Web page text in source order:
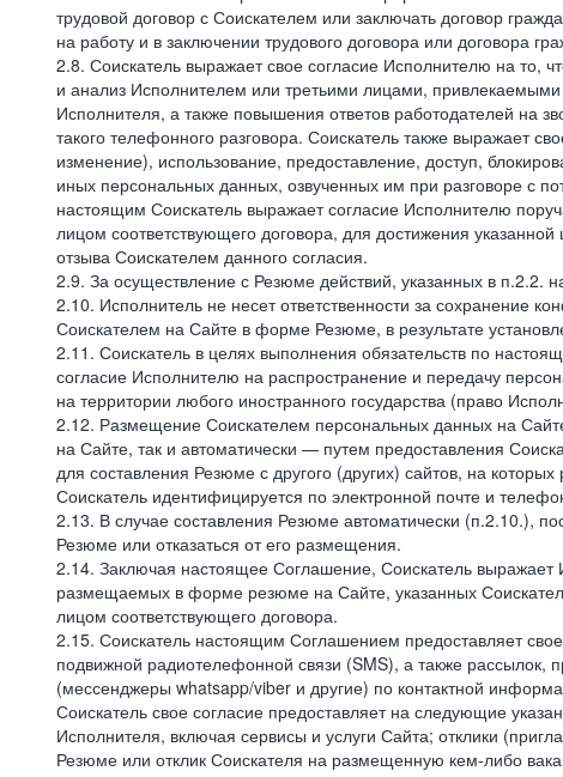
трудовой договор с Соискателем или заключать договор
на работу и в заключении трудового договора или договора
2.8. Соискатель выражает свое согласие Исполнителю на то,
и анализ Исполнителем или третьими лицами,
Исполнителя, а также повышения ответов работодателей на
такого телефонного разговора. Соискатель также выражает
изменение), использование, предоставление, доступ,
иных персональных данных, озвученных им при разговоре с
настоящим Соискатель выражает согласие Исполнителю
лицом соответствующего договора, для достижения
отзыва Соискателем данного согласия.
2.9. За осуществление с Резюме действий, указанных в п.2.2.
2.10. Исполнитель не несет ответственности за сохранение
Соискателем на Сайте в форме Резюме, в результате
2.11. Соискатель в целях выполнения обязательств по
согласие Исполнителю на распространение и передачу
на территории любого иностранного государства (право
2.12. Размещение Соискателем персональных данных на
на Сайте, так и автоматически — путем предоставления
для составления Резюме с другого (других) сайтов, на
Соискатель идентифицируется по электронной почте и
2.13. В случае составления Резюме автоматически (п.2.10.),
Резюме или отказаться от его размещения.
2.14. Заключая настоящее Соглашение, Соискатель выражает
размещаемых в форме резюме на Сайте, указанных
лицом соответствующего договора.
2.15. Соискатель настоящим Соглашением предоставляет
подвижной радиотелефонной связи (SMS), а также
(мессенджеры whatsapp/viber и другие) по контактной
Соискатель свое согласие предоставляет на следующие
Исполнителя, включая сервисы и услуги Сайта; отклики
Резюме или отклик Соискателя на размещенную кем-либо